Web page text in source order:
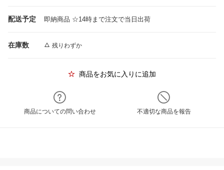
配送予定 即納商品 ☆14時まで注文で当日出荷
在庫数 残りわずか
商品をお気に入りに追加
商品についての問い合わせ 不適切な商品を報告